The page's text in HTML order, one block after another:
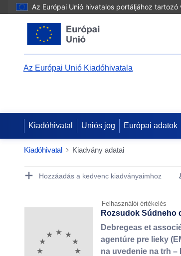
Az Európai Unió hivatalos portáljához tartozó
Az Európai Unió Kiadóhivatala
Kiadóhivatal Uniós jog Európai adatok
Kiadóhivatal Kiadvány adatai
Publication Detail Actions
Hozzáadás a kedvenc kiadványaimhoz
Felhasználói értékelés
Rozsudok Súdneho
Debregeas et
agentúre pre lieky
na uvedenie na trh